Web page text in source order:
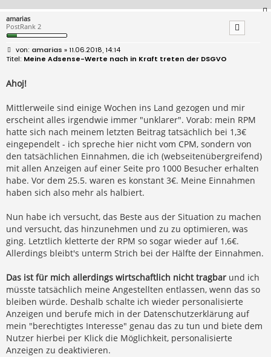
amarias
PostRank 2
B
e
r
a
amarias » 11.06.2018, 14:14
Meine Adsense-Werte nach in Kraft treten der DSGVO
Ahoj!
Mittlerweile sind einige Wochen ins Land gezogen und mir
erscheint alles irgendwie immer "unklarer". Vorab: mein RPM
hatte sich nach meinem letzten Beitrag tatsächlich bei 1,3€
eingependelt - ich spreche hier nicht vom CPM, sondern von
den tatsächlichen Einnahmen, die ich (webseitenübergreifend)
mit allen Anzeigen auf einer Seite pro 1000 Besucher erhalten
habe. Vor dem 25.5. waren es konstant 3€. Meine Einnahmen
haben sich also mehr als halbiert.
Nun habe ich versucht, das Beste aus der Situation zu machen
und versucht, das hinzunehmen und zu zu optimieren, was
ging. Letztlich kletterte der RPM so sogar wieder auf 1,6€.
Allerdings bleibt's unterm Strich bei der Hälfte der Einnahmen.
Das ist für mich allerdings wirtschaftlich nicht tragbar und ich
müsste tatsächlich meine Angestellten entlassen, wenn das so
bleiben würde. Deshalb schalte ich wieder personalisierte
Anzeigen und berufe mich in der Datenschutzerklärung auf
mein "berechtigtes Interesse" genau das zu tun und biete dem
Nutzer hierbei per Klick die Möglichkeit, personalisierte
Anzeigen zu deaktivieren.